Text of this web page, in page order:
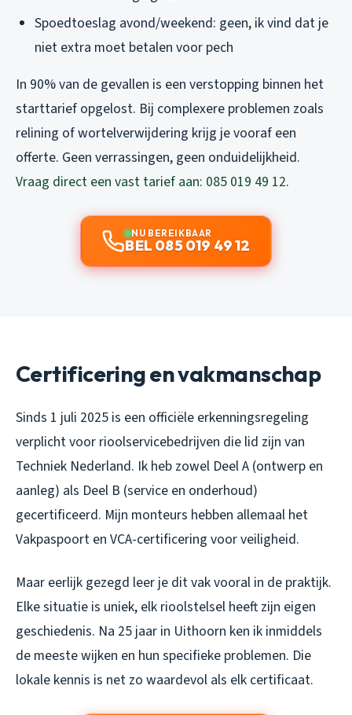
Spoedtoeslag avond/weekend: geen, ik vind dat je
niet extra moet betalen voor pech
In 90% van de gevallen is een verstopping binnen het
starttarief opgelost. Bij complexere problemen zoals
relining of wortelverwijdering krijg je vooraf een
offerte. Geen verrassingen, geen onduidelijkheid.
Vraag direct een vast tarief aan: 085 019 49 12.
NU BEREIKBAAR
BEL 085 019 49 12
Certificering en vakmanschap
Sinds 1 juli 2025 is een officiële erkenningsregeling
verplicht voor rioolservicebedrijven die lid zijn van
Techniek Nederland. Ik heb zowel Deel A (ontwerp en
aanleg) als Deel B (service en onderhoud)
gecertificeerd. Mijn monteurs hebben allemaal het
Vakpaspoort en VCA-certificering voor veiligheid.
Maar eerlijk gezegd leer je dit vak vooral in de praktijk.
Elke situatie is uniek, elk rioolstelsel heeft zijn eigen
geschiedenis. Na 25 jaar in Uithoorn ken ik inmiddels
de meeste wijken en hun specifieke problemen. Die
lokale kennis is net zo waardevol als elk certificaat.